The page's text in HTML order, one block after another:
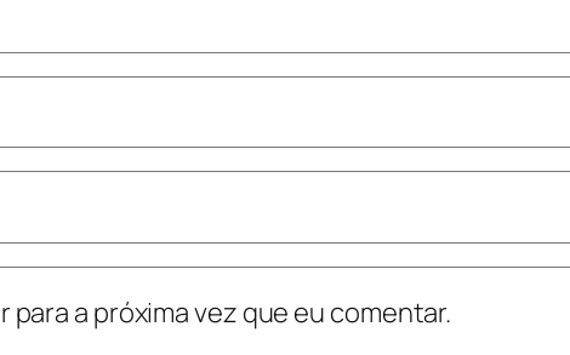
a próxima vez que eu comentar.